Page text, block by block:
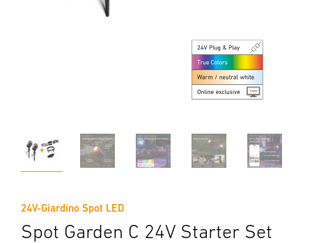
24V-Giardino Spot LED
Spot Garden C 24V Starter Set